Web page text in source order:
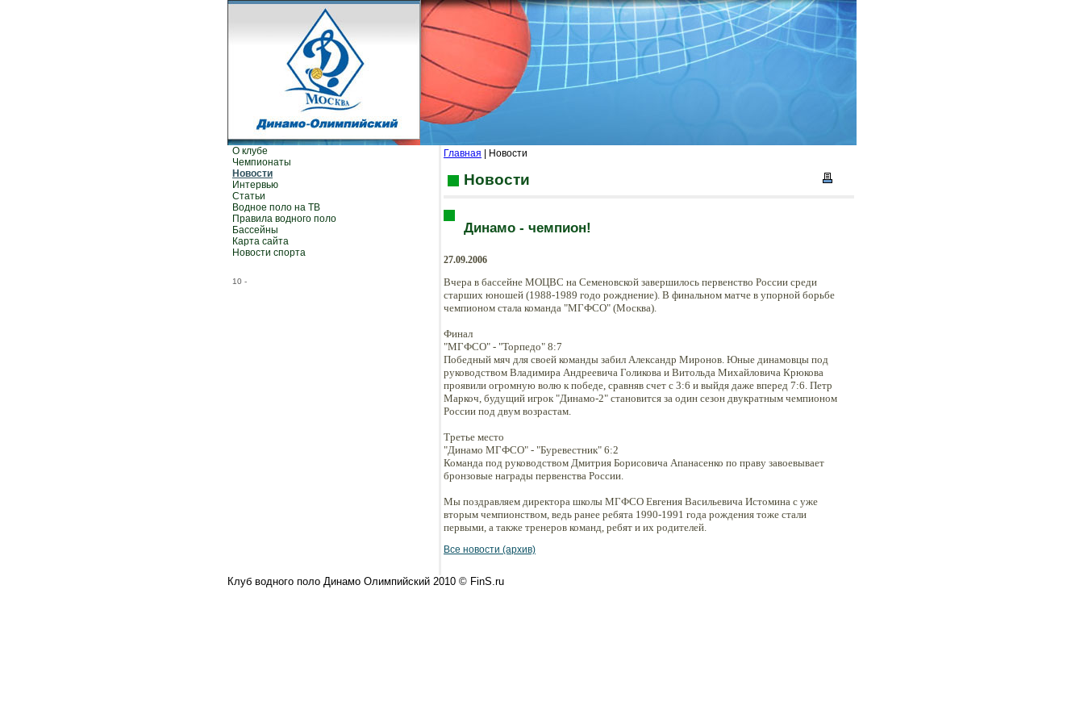
О клубе
Чемпионаты
Новости
Интервью
Статьи
Водное поло на ТВ
Правила водного поло
Бассейны
Карта сайта
Новости спорта
10 -
Главная | Новости
Новости
Динамо - чемпион!
27.09.2006
Вчера в бассейне МОЦВС на Семеновской завершилось первенство России среди
старших юношей (1988-1989 годо рожднение). В финальном матче в упорной борьбе
чемпионом стала команда "МГФСО" (Москва).
Финал
"МГФСО" - "Торпедо" 8:7
Победный мяч для своей команды забил Александр Миронов. Юные динамовцы под
руководством Владимира Андреевича Голикова и Витольда Михайловича Крюкова
проявили огромную волю к победе, сравняв счет с 3:6 и выйдя даже вперед 7:6. Петр
Маркоч, будущий игрок "Динамо-2" становится за один сезон двукратным чемпионом
России под двум возрастам.
Третье место
"Динамо МГФСО" - "Буревестник" 6:2
Команда под руководством Дмитрия Борисовича Апанасенко по праву завоевывает
бронзовые награды первенства России.
Мы поздравляем директора школы МГФСО Евгения Васильевича Истомина с уже
вторым чемпионством, ведь ранее ребята 1990-1991 года рождения тоже стали
первыми, а также тренеров команд, ребят и их родителей.
Все новости (архив)
Клуб водного поло Динамо Олимпийский 2010 © FinS.ru